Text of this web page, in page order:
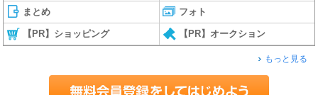
まとめ フォト
【PR】ショッピング 【PR】オークション
もっと見る